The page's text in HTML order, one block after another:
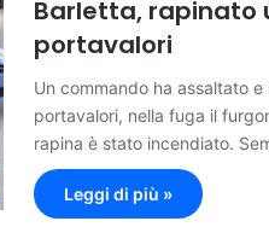
Barletta, rapinato
portavalori
Un commando ha assaltato e
portavalori, nella fuga il
rapina è stato incendiato.
Leggi di più »